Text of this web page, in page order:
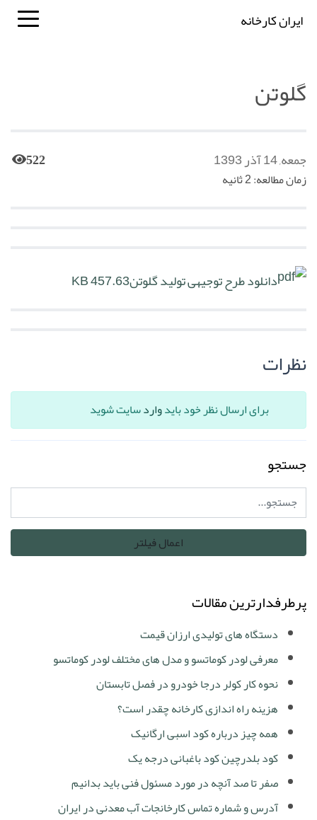
ایران کارخانه
گلوتن
جمعه, 14 آذر 1393 522
زمان مطالعه: 2 ثانیه
دانلود طرح توجیهی تولید گلوتن457.63 KB
نظرات
برای ارسال نظر خود بایدواردسایت شوید
جستجو
پرطرفدارترین مقالات
دستگاه های تولیدی ارزان قیمت
معرفی لودر کوماتسو و مدل های مختلف لودر کوماتسو
نحوه کار کولر درجا خودرو در فصل تابستان
هزینه راه اندازی کارخانه چقدر است؟
همه چیز درباره کود اسبی ارگانیک
کود بلدرچین کود باغبانی درجه یک
صفر تا صد آنچه در مورد مسئول فنی باید بدانیم
آدرس و شماره تماس کارخانجات آب معدنی در ایران